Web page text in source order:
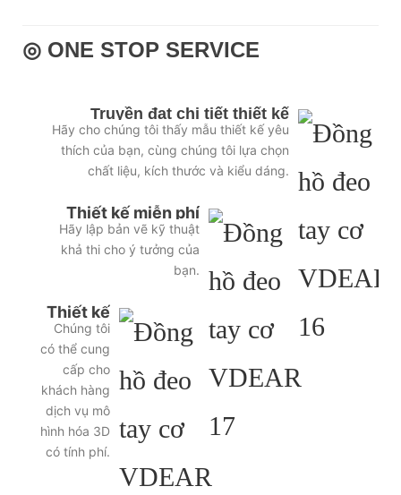
◎ ONE STOP SERVICE
Truyền đạt chi tiết thiết kế
Hãy cho chúng tôi thấy mẫu thiết kế yêu
thích của bạn, cùng chúng tôi lựa chọn
chất liệu, kích thước và kiểu dáng.
Thiết kế miễn phí
Hãy lập bản vẽ kỹ thuật
khả thi cho ý tưởng của
bạn.
Thiết kế
sơ đồ 3D
Chúng tôi
có thể cung
cấp cho
khách hàng
dịch vụ mô
hình hóa 3D
có tính phí.